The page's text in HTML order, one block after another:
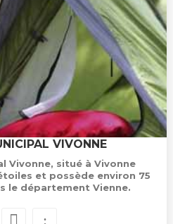
VIVONNE
Vivonne, situé à Vivonne
et possède environ 75
le département Vienne.